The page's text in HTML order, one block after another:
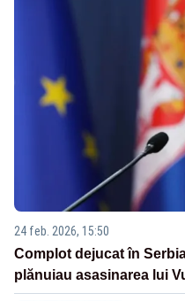
24 feb. 2026, 15:50
Complot dejucat în
plănuiau asasinarea lui